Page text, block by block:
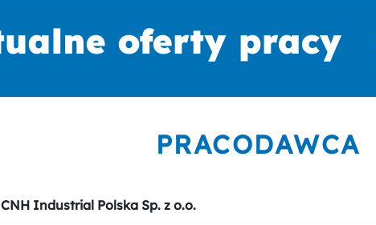
PRACODAWCA
CNH Industrial Polska Sp. z o.o.